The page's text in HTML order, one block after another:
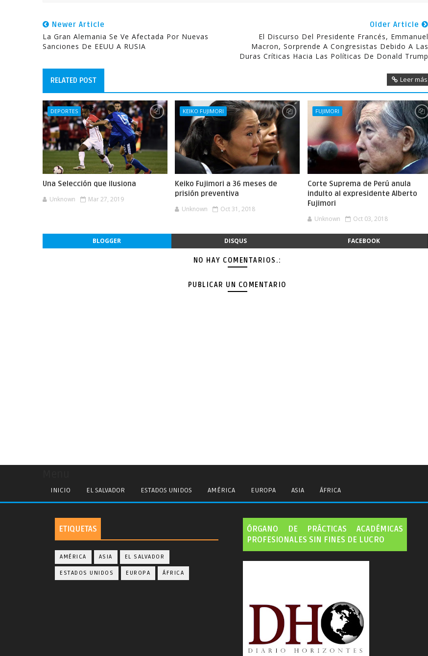
Newer Article
La Gran Alemania Se Ve Afectada Por Nuevas
Sanciones De EEUU A RUSIA
Older Article
El Discurso Del Presidente Francés, Emmanuel
Macron, Sorprende A Congresistas Debido A Las
Duras Críticas Hacia Las Políticas De Donald Trump
RELATED POST Leer más
DEPORTES
Una Selección que ilusiona
Unknown Mar 27, 2019
KEIKO FUJIMORI
Keiko Fujimori a 36 meses de
prisión preventiva
Unknown Oct 31, 2018
FUJIMORI
Corte Suprema de Perú anula
indulto al expresidente Alberto
Fujimori
Unknown Oct 03, 2018
BLOGGER DISQUS FACEBOOK
NO HAY COMENTARIOS.:
PUBLICAR UN COMENTARIO
INICIO EL SALVADOR ESTADOS UNIDOS AMÉRICA EUROPA ASIA ÁFRICA
ETIQUETAS
AMÉRICA ASIA EL SALVADOR
ESTADOS UNIDOS EUROPA ÁFRICA
ÓRGANO DE PRÁCTICAS ACADÉMICAS
PROFESIONALES SIN FINES DE LUCRO